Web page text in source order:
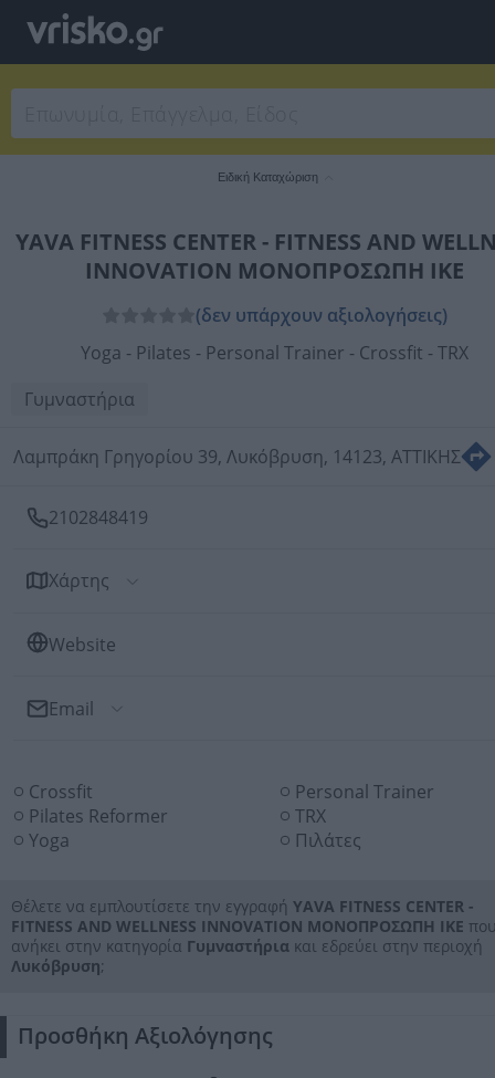
Ειδική Καταχώριση
YAVA FITNESS CENTER - FITNESS AND
INNOVATION ΜΟΝΟΠΡΟΣΩΠΗ IKE
(δεν υπάρχουν αξιολογήσεις)
Yoga - Pilates - Personal Trainer - Crossfit - TRX
Γυμναστήρια
Λαμπράκη Γρηγορίου 39, Λυκόβρυση, 14123, ΑΤΤΙΚΗΣ
2102848419
Χάρτης
Website
Email
Προς: YAVA FITNESS CENTER - FITNESS AND WELLNESS
INNOVATION ΜΟΝΟΠΡΟΣΩΠΗ IKE
Crossfit
Personal Trainer
Pilates Reformer
TRX
Yoga
Πιλάτες
Θέλετε να εμπλουτίσετε την εγγραφή YAVA FITNESS CENTER -
FITNESS AND WELLNESS INNOVATION ΜΟΝΟΠΡΟΣΩΠΗ IKE
ανήκει στην κατηγορία Γυμναστήρια και εδρεύει στην περιοχή
Λυκόβρυση;
Προσθήκη Αξιολόγησης